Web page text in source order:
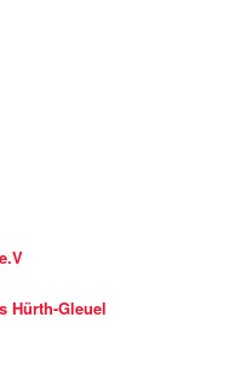
Hürth-Gleuel